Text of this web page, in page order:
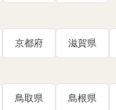
京都府 滋賀県
鳥取県 島根県